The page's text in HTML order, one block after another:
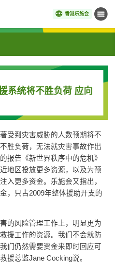
香港乐施会 菜单
系统将不胜负荷 应向
受到灾害威胁的人数预期将不
胜负荷，无法就灾害事故作出
报告《新世界秩序中的危机》
地区投放更多资源，以及为预
入更多资金。乐施会又指出，
，只占2009年整体援助开支的
的风险管理工作上，明显更为
援工作的资源。我们不会就防
们仍然需要资金来即时回应可
援总监Jane Cocking说。